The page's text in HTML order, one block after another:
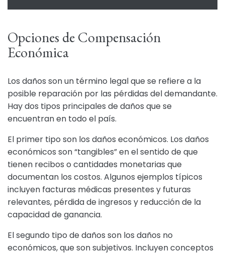
Opciones de Compensación
Económica
Los daños son un término legal que se refiere a la
posible reparación por las pérdidas del demandante.
Hay dos tipos principales de daños que se
encuentran en todo el país.
El primer tipo son los daños económicos. Los daños
económicos son “tangibles” en el sentido de que
tienen recibos o cantidades monetarias que
documentan los costos. Algunos ejemplos típicos
incluyen facturas médicas presentes y futuras
relevantes, pérdida de ingresos y reducción de la
capacidad de ganancia.
El segundo tipo de daños son los daños no
económicos, que son subjetivos. Incluyen conceptos